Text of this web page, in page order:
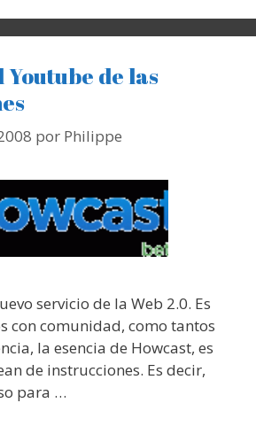
Youtube de las
por Philippe
servicio de la Web 2.0. Es
con comunidad, como tantos
la esencia de Howcast, es
de instrucciones. Es decir,
para …